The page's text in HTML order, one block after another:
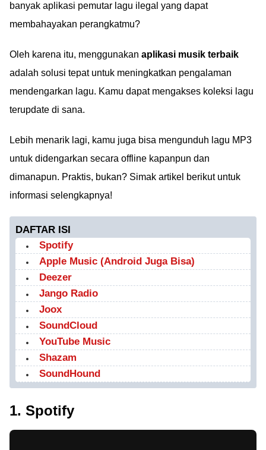
banyak aplikasi pemutar lagu ilegal yang dapat
membahayakan perangkatmu?
Oleh karena itu, menggunakan aplikasi musik terbaik
adalah solusi tepat untuk meningkatkan pengalaman
mendengarkan lagu. Kamu dapat mengakses koleksi lagu
terupdate di sana.
Lebih menarik lagi, kamu juga bisa mengunduh lagu MP3
untuk didengarkan secara offline kapanpun dan
dimanapun. Praktis, bukan? Simak artikel berikut untuk
informasi selengkapnya!
DAFTAR ISI
Spotify
Apple Music (Android Juga Bisa)
Deezer
Jango Radio
Joox
SoundCloud
YouTube Music
Shazam
SoundHound
1. Spotify